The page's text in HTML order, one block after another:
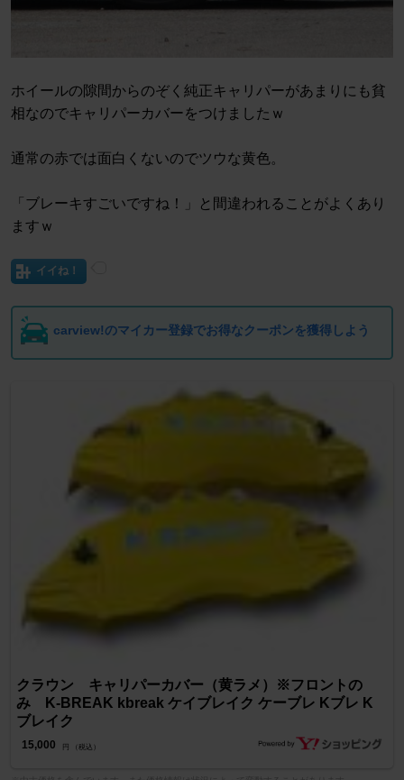
ホイールの隙間からのぞく純正キャリパーがあまりにも貧
相なのでキャリパーカバーをつけましたｗ
通常の赤では面白くないのでツウな黄色。
「ブレーキすごいですね！」と間違われることがよくあり
ますｗ
イイね！
carview!のマイカー登録でお得なクーポンを獲得しよう
クラウン キャリパーカバー（黄ラメ）※フロントの
み K-BREAK kbreak ケイブレイク ケーブレ Kブレ K
ブレイク
15,000 円 （税込）